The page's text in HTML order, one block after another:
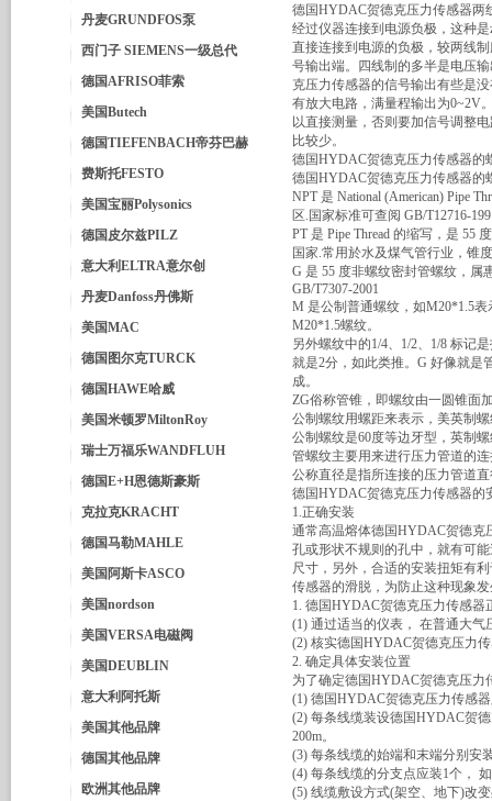
丹麦GRUNDFOS泵
西门子 SIEMENS一级总代
德国AFRISO菲索
美国Butech
德国TIEFENBACH帝芬巴赫
费斯托FESTO
美国宝丽Polysonics
德国皮尔兹PILZ
意大利ELTRA意尔创
丹麦Danfoss丹佛斯
美国MAC
德国图尔克TURCK
德国HAWE哈威
美国米顿罗MiltonRoy
瑞士万福乐WANDFLUH
德国E+H恩德斯豪斯
克拉克KRACHT
德国马勒MAHLE
美国阿斯卡ASCO
美国nordson
美国VERSA电磁阀
美国DEUBLIN
意大利阿托斯
美国其他品牌
德国其他品牌
欧洲其他品牌
德国HYDAC贺德克压力传感器两
经过仪器连接到电源负极，这种
直接连接到电源的负极，较两线
号输出端。四线制的多半是电压
克压力传感器的信号输出有些是
有放大电路，满量程输出为0~2V
以直接测量，否则要加信号调整
比较少。
德国HYDAC贺德克压力传感器的
德国HYDAC贺德克压力传感器的
NPT 是 National (American) Pipe
区.国家标准可查阅 GB/T12716-
PT 是 Pipe Thread 的缩写，是
国家.常用於水及煤气管行业，锥
G 是 55 度非螺纹密封管螺纹，
GB/T7307-2001
M 是公制普通螺纹，如M20*1.5
M20*1.5螺纹。
另外螺纹中的1/4、1/2、1/8 标记
就是2分，如此类推。G 好像就是
成。
ZG俗称管锥，即螺纹由一圆锥面
公制螺纹用螺距来表示，美英制
公制螺纹是60度等边牙型，英制
管螺纹主要用来进行压力管道的
公称直径是指所连接的压力管道
德国HYDAC贺德克压力传感器的
1.正确安装
通常高温熔体德国HYDAC贺德克
孔或形状不规则的孔中，就有可
尺寸，另外，合适的安装扭矩有
传感器的滑脱，为防止这种现象
1. 德国HYDAC贺德克压力传感器
(1) 通过适当的仪表， 在普通大
(2) 核实德国HYDAC贺德克压力
2. 确定具体安装位置
为了确定德国HYDAC贺德克压力
(1) 德国HYDAC贺德克压力传感
(2) 每条线缆装设德国HYDAC贺
200m。
(3) 每条线缆的始端和末端分别安
(4) 每条线缆的分支点应装1个，
(5) 线缆敷设方式(架空、地下)改